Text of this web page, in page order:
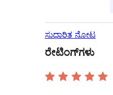
ಸುಧಾರಿತ ನೋಟ
ರೇಟಿಂಗ್‌ಗಳು